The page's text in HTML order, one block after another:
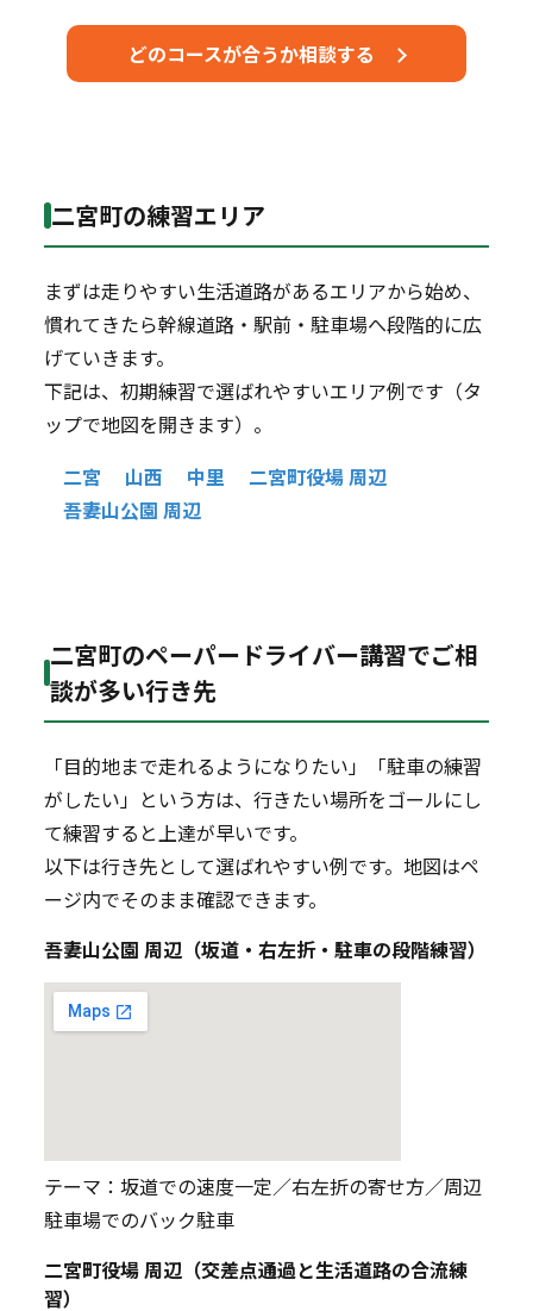
どのコースが合うか相談する
二宮町の練習エリア
まずは走りやすい生活道路があるエリアから始め、
慣れてきたら幹線道路・駅前・駐車場へ段階的に広
げていきます。
下記は、初期練習で選ばれやすいエリア例です（タ
ップで地図を開きます）。
二宮
山西 中里
二宮町役場 周辺
吾妻山公園 周辺
二宮町のペーパードライバー講習でご相
談が多い行き先
「目的地まで走れるようになりたい」「駐車の練習
がしたい」という方は、行きたい場所をゴールにし
て練習すると上達が早いです。
以下は行き先として選ばれやすい例です。地図はペ
ージ内でそのまま確認できます。
吾妻山公園 周辺（坂道・右左折・駐車の段階練習）
テーマ：坂道での速度一定／右左折の寄せ方／周辺
駐車場でのバック駐車
二宮町役場 周辺（交差点通過と生活道路の合流練
習）